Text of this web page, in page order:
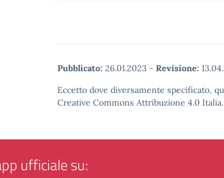
Pubblicato: 26.01.2023 - Revisione:
Eccetto dove diversamente specificato,
Creative Commons Attribuzione 4.0 Italia.
ufficiale su: